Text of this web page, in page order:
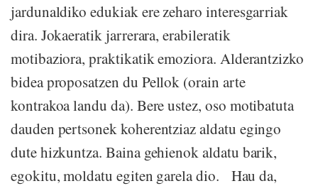
jardunaldiko edukiak ere zeharo interesgarriak
dira. Jokaeratik jarrerara, erabileratik
motibaziora, praktikatik emoziora. Alderantzizko
bidea proposatzen du Pellok (orain arte
kontrakoa landu da). Bere ustez, oso motibatuta
dauden pertsonek koherentziaz aldatu egingo
dute hizkuntza. Baina gehienok aldatu barik,
egokitu, moldatu egiten garela dio. Hau da,